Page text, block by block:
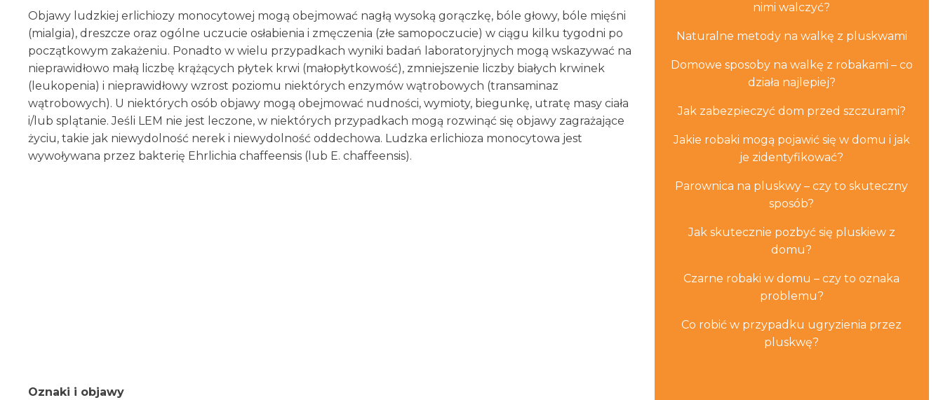
Objawy ludzkiej erlichiozy monocytowej mogą obejmować nagłą wysoką gorączkę, bóle głowy, bóle mięśni
(mialgia), dreszcze oraz ogólne uczucie osłabienia i zmęczenia (złe samopoczucie) w ciągu kilku tygodni po
początkowym zakażeniu. Ponadto w wielu przypadkach wyniki badań laboratoryjnych mogą wskazywać na
nieprawidłowo małą liczbę krążących płytek krwi (małopłytkowość), zmniejszenie liczby białych krwinek
(leukopenia) i nieprawidłowy wzrost poziomu niektórych enzymów wątrobowych (transaminaz
wątrobowych). U niektórych osób objawy mogą obejmować nudności, wymioty, biegunkę, utratę masy ciała
i/lub splątanie. Jeśli LEM nie jest leczone, w niektórych przypadkach mogą rozwinąć się objawy zagrażające
życiu, takie jak niewydolność nerek i niewydolność oddechowa. Ludzka erlichioza monocytowa jest
wywoływana przez bakterię Ehrlichia chaffeensis (lub E. chaffeensis).
Oznaki i objawy
nimi walczyć?
Naturalne metody na walkę z pluskwami
Domowe sposoby na walkę z robakami – co
działa najlepiej?
Jak zabezpieczyć dom przed szczurami?
Jakie robaki mogą pojawić się w domu i jak
je zidentyfikować?
Parownica na pluskwy – czy to skuteczny
sposób?
Jak skutecznie pozbyć się pluskiew z
domu?
Czarne robaki w domu – czy to oznaka
problemu?
Co robić w przypadku ugryzienia przez
pluskwę?